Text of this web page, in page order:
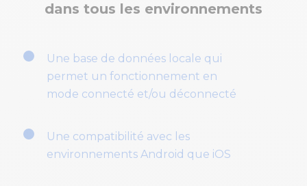
dans tous les environnements
Une base de données locale qui
permet un fonctionnement en
mode connecté et/ou déconnecté
Une compatibilité avec les
environnements Android que iOS